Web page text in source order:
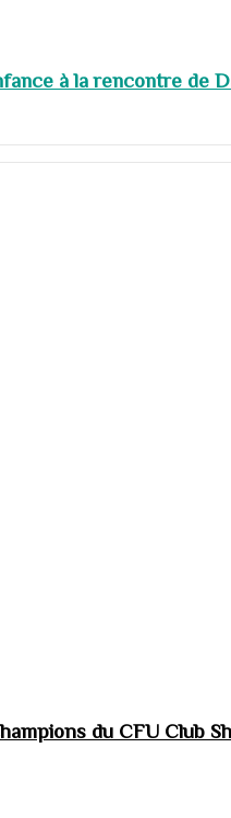
à la rencontre de
du CFU Club